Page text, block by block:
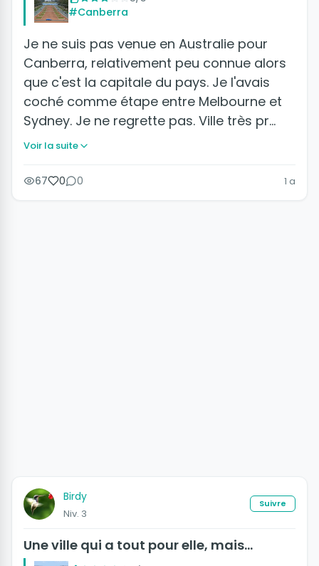
#Canberra
Je ne suis pas venue en Australie pour
Canberra, relativement peu connue alors
que c'est la capitale du pays. Je l'avais
coché comme étape entre Melbourne et
Sydney. Je ne regrette pas. Ville très pr…
Voir la suite
67 0 0 1 a
Birdy
Niv. 3
Suivre
Une ville qui a tout pour elle, mais...